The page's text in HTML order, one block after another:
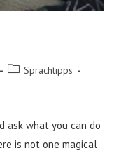
PostSprachtipps
ask what you can do
is not one magical